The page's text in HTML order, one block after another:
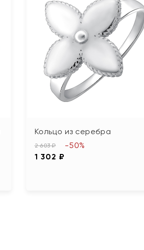
Кольцо из серебра
2 603 ₽
1 302 ₽
-50%